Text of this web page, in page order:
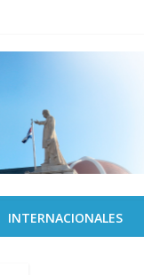
INTERNACIONALES